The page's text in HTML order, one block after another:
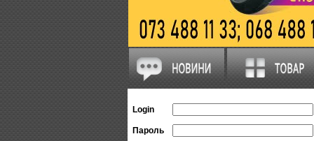
Login
Пароль